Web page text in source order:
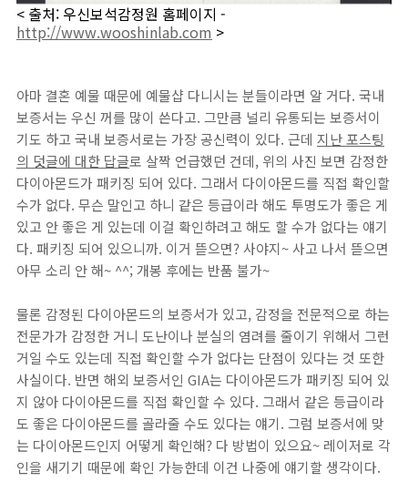
< 출처: 우신보석감정원 홈페이지 -
http://www.wooshinlab.com >
아마 결혼 예물 때문에 예물샵 다니시는 분들이라면 알 거다. 국내
보증서는 우신 꺼를 많이 쓴다고. 그만큼 널리 유통되는 보증서이
기도 하고 국내 보증서로는 가장 공신력이 있다. 근데 지난 포스팅
의 덧글에 대한 답글로 살짝 언급했던 건데, 위의 사진 보면 감정한
다이아몬드가 패키징 되어 있다. 그래서 다이아몬드를 직접 확인할
수가 없다. 무슨 말인고 하니 같은 등급이라 해도 투명도가 좋은 게
있고 안 좋은 게 있는데 이걸 확인하려고 해도 할 수가 없다는 얘기
다. 패키징 되어 있으니까. 이거 뜯으면? 사야지~ 사고 나서 뜯으면
아무 소리 안 해~ ^^; 개봉 후에는 반품 불가~
물론 감정된 다이아몬드의 보증서가 있고, 감정을 전문적으로 하는
전문가가 감정한 거니 도난이나 분실의 염려를 줄이기 위해서 그런
거일 수도 있는데 직접 확인할 수가 없다는 단점이 있다는 것 또한
사실이다. 반면 해외 보증서인 GIA는 다이아몬드가 패키징 되어 있
지 않아 다이아몬드를 직접 확인할 수 있다. 그래서 같은 등급이라
도 좋은 다이아몬드를 골라줄 수도 있다는 얘기. 그럼 보증서에 맞
는 다이아몬드인지 어떻게 확인해? 다 방법이 있으요~ 레이저로 각
인을 새기기 때문에 확인 가능한데 이건 나중에 얘기할 생각이다.